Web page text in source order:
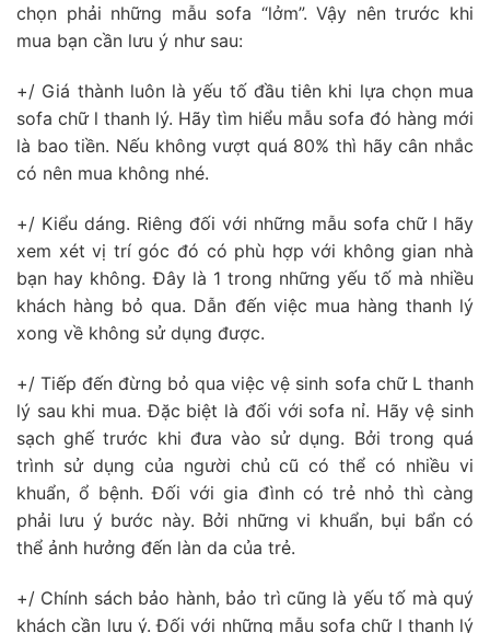
chọn phải những mẫu sofa “lởm”. Vậy nên trước khi
mua bạn cần lưu ý như sau:
+/ Giá thành luôn là yếu tố đầu tiên khi lựa chọn mua
sofa chữ l thanh lý. Hãy tìm hiểu mẫu sofa đó hàng mới
là bao tiền. Nếu không vượt quá 80% thì hãy cân nhắc
có nên mua không nhé.
+/ Kiểu dáng. Riêng đối với những mẫu sofa chữ l hãy
xem xét vị trí góc đó có phù hợp với không gian nhà
bạn hay không. Đây là 1 trong những yếu tố mà nhiều
khách hàng bỏ qua. Dẫn đến việc mua hàng thanh lý
xong về không sử dụng được.
+/ Tiếp đến đừng bỏ qua việc vệ sinh sofa chữ L thanh
lý sau khi mua. Đặc biệt là đối với sofa nỉ. Hãy vệ sinh
sạch ghế trước khi đưa vào sử dụng. Bởi trong quá
trình sử dụng của người chủ cũ có thể có nhiều vi
khuẩn, ổ bệnh. Đối với gia đình có trẻ nhỏ thì càng
phải lưu ý bước này. Bởi những vi khuẩn, bụi bẩn có
thể ảnh hưởng đến làn da của trẻ.
+/ Chính sách bảo hành, bảo trì cũng là yếu tố mà quý
khách cần lưu ý. Đối với những mẫu sofa chữ l thanh lý